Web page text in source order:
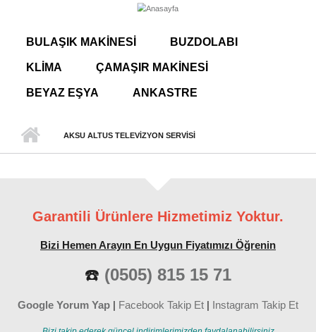
ANA MENÜ
BULAŞIK MAKINESI BUZDOLABI
KLIMA ÇAMAŞIR MAKINESI
BEYAZ EŞYA ANKASTRE
AKSU ALTUS TELEVIZYON SERVISI
Garantili Ürünlere Hizmetimiz Yoktur.
Bizi Hemen Arayın En Uygun Fiyatımızı Öğrenin
☎️ (0505) 815 15 71
Google Yorum Yap | Facebook Takip Et | Instagram Takip Et